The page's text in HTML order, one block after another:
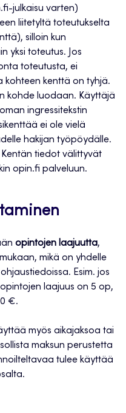
julkaisu varten)
liitetyltä toteutukselta
silloin kun
yksi toteutus. Jos
toteutusta, ei
kenttä on tyhjä.
kohde luodaan. Käyttäjä
ingressitekstin
ei ole vielä
hakijan työpöydälle.
tiedot välittyvät
opin.fi palveluun.
opintojen laajuutta,
mikä on yhdelle
Esim. jos
laajuus on 5 op,
€.
myös aikajaksoa tai
maksun perustetta
tulee käyttää